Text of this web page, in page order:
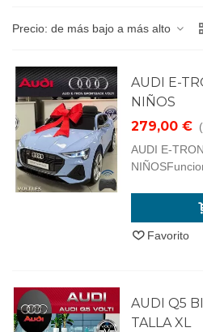
Precio: de más bajo a más alto
AUDI E-
NIÑOS
279,00 €
AUDI E-
Favorito
AUDI Q5
TALLA XL